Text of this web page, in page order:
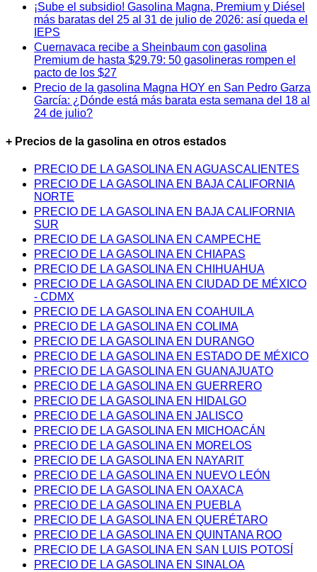
¡Sube el subsidio! Gasolina Magna, Premium y Diésel
más baratas del 25 al 31 de julio de 2026: así queda el
IEPS
Cuernavaca recibe a Sheinbaum con gasolina
Premium de hasta $29.79: 50 gasolineras rompen el
pacto de los $27
Precio de la gasolina Magna HOY en San Pedro Garza
García: ¿Dónde está más barata esta semana del 18 al
24 de julio?
+ Precios de la gasolina en otros estados
PRECIO DE LA GASOLINA EN AGUASCALIENTES
PRECIO DE LA GASOLINA EN BAJA CALIFORNIA
NORTE
PRECIO DE LA GASOLINA EN BAJA CALIFORNIA
SUR
PRECIO DE LA GASOLINA EN CAMPECHE
PRECIO DE LA GASOLINA EN CHIAPAS
PRECIO DE LA GASOLINA EN CHIHUAHUA
PRECIO DE LA GASOLINA EN CIUDAD DE MÉXICO
- CDMX
PRECIO DE LA GASOLINA EN COAHUILA
PRECIO DE LA GASOLINA EN COLIMA
PRECIO DE LA GASOLINA EN DURANGO
PRECIO DE LA GASOLINA EN ESTADO DE MÉXICO
PRECIO DE LA GASOLINA EN GUANAJUATO
PRECIO DE LA GASOLINA EN GUERRERO
PRECIO DE LA GASOLINA EN HIDALGO
PRECIO DE LA GASOLINA EN JALISCO
PRECIO DE LA GASOLINA EN MICHOACÁN
PRECIO DE LA GASOLINA EN MORELOS
PRECIO DE LA GASOLINA EN NAYARIT
PRECIO DE LA GASOLINA EN NUEVO LEÓN
PRECIO DE LA GASOLINA EN OAXACA
PRECIO DE LA GASOLINA EN PUEBLA
PRECIO DE LA GASOLINA EN QUERÉTARO
PRECIO DE LA GASOLINA EN QUINTANA ROO
PRECIO DE LA GASOLINA EN SAN LUIS POTOSÍ
PRECIO DE LA GASOLINA EN SINALOA